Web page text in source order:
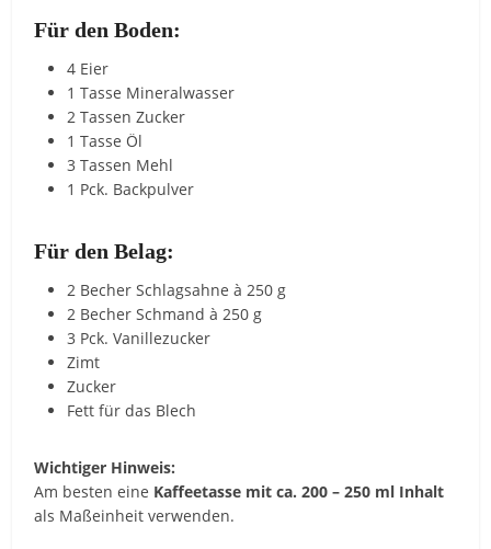
Für den Boden:
4 Eier
1 Tasse Mineralwasser
2 Tassen Zucker
1 Tasse Öl
3 Tassen Mehl
1 Pck. Backpulver
Für den Belag:
2 Becher Schlagsahne à 250 g
2 Becher Schmand à 250 g
3 Pck. Vanillezucker
Zimt
Zucker
Fett für das Blech
Wichtiger Hinweis:
Am besten eine Kaffeetasse mit ca. 200 – 250 ml Inhalt
als Maßeinheit verwenden.